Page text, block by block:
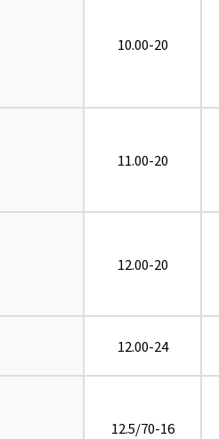
10.00-20
11.00-20
12.00-20
12.00-24
12.5/70-16